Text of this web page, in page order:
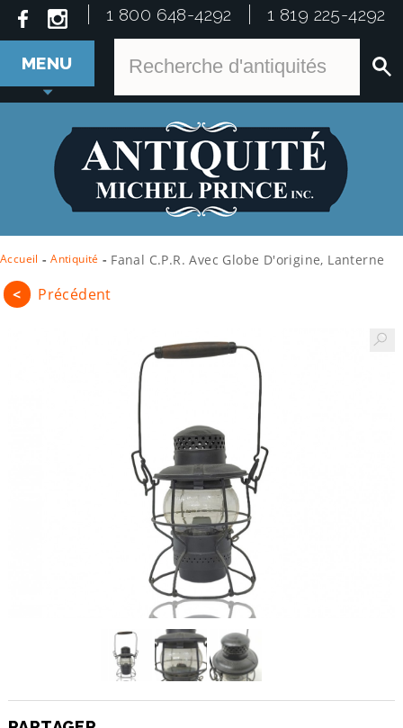
1 800 648-4292 1 819 225-4292
MENU
Accueil - Antiquité - Fanal C.P.R. Avec Globe D'origine, Lanterne
< Précédent